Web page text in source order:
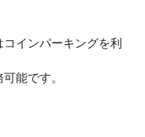
！
インパーキングを利
能です。